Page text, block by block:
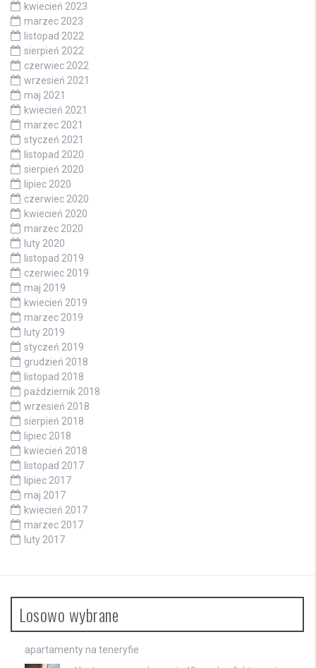
kwiecień 2023
marzec 2023
listopad 2022
sierpień 2022
czerwiec 2022
wrzesień 2021
maj 2021
kwiecień 2021
marzec 2021
styczeń 2021
listopad 2020
sierpień 2020
lipiec 2020
czerwiec 2020
kwiecień 2020
marzec 2020
luty 2020
listopad 2019
czerwiec 2019
maj 2019
kwiecień 2019
marzec 2019
luty 2019
styczeń 2019
grudzień 2018
listopad 2018
październik 2018
wrzesień 2018
sierpień 2018
lipiec 2018
kwiecień 2018
listopad 2017
lipiec 2017
maj 2017
kwiecień 2017
marzec 2017
luty 2017
Losowo wybrane
apartamenty na teneryfie